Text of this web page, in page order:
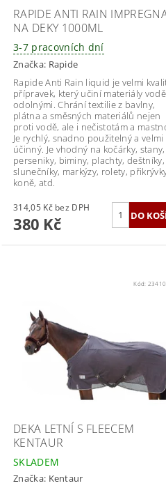
RAPIDE ANTI RAIN
NA DEKY 1000ML
3-7 pracovních dní
Značka: Rapide
Rapide Anti Rain liquid je velmi
přípravek, který učiní materiály vodě
odolnými. Chrání textilie z bavlny,
plátna a směsných materiálů nejen
proti vodě, ale i nečistotám a
Je rychlý, snadno použitelný a velmi
účinný. Je vhodný na kočárky, stany,
perseniky, biminy, plachty, deštníky,
slunečníky, markýzy, rolety,
koně, atd.
314,05 Kč bez DPH
380 Kč
Kód:
DEKA LETNÍ S FLEECEM
KENTAUR
SKLADEM
Značka: Kentaur